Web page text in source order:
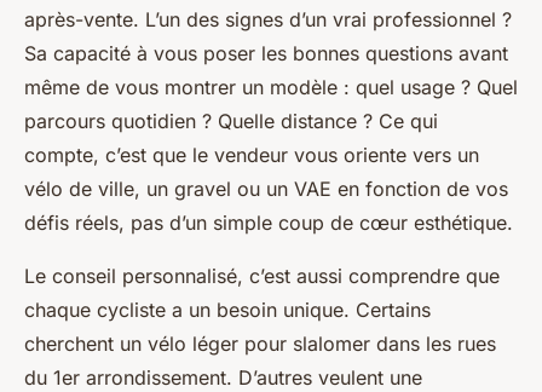
après-vente. L’un des signes d’un vrai professionnel ?
Sa capacité à vous poser les bonnes questions avant
même de vous montrer un modèle : quel usage ? Quel
parcours quotidien ? Quelle distance ? Ce qui
compte, c’est que le vendeur vous oriente vers un
vélo de ville, un gravel ou un VAE en fonction de vos
défis réels, pas d’un simple coup de cœur esthétique.
Le conseil personnalisé, c’est aussi comprendre que
chaque cycliste a un besoin unique. Certains
cherchent un vélo léger pour slalomer dans les rues
du 1er arrondissement. D’autres veulent une